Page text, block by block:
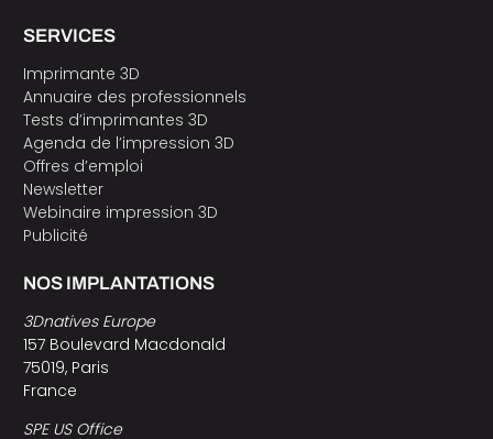
SERVICES
Imprimante 3D
Annuaire des professionnels
Tests d’imprimantes 3D
Agenda de l’impression 3D
Offres d’emploi
Newsletter
Webinaire impression 3D
Publicité
NOS IMPLANTATIONS
3Dnatives Europe
157 Boulevard Macdonald
75019, Paris
France
SPE US Office